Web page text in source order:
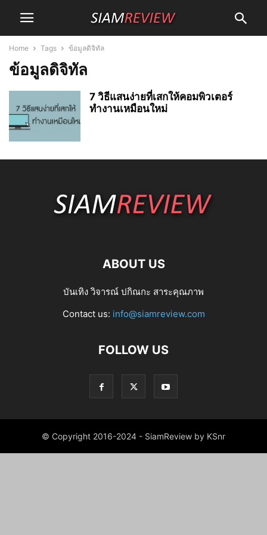
Home Tags ข้อมูลดิจิทัล
ข้อมูลดิจิทัล
7 วิธีแสนง่ายที่เสกให้คอมพิวเตอร์
ทำงานเหมือนใหม่
ABOUT US
บันเทิง วิจารณ์ ปกิณกะ สาระคุณภาพ
Contact us: info@siamreview.com
FOLLOW US
© Copyright 2016-2024 - SiamReview by KSnr